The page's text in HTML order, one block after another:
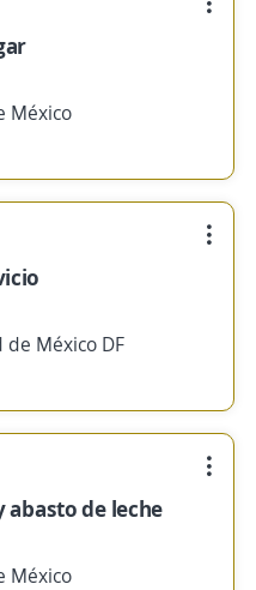
México
México DF
abasto de leche
México